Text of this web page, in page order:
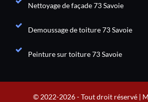
Nettoyage de façade 73 Savoie
Demoussage de toiture 73 Savoie
Peinture sur toiture 73 Savoie
© 2022-2026 - Tout droit réservé |